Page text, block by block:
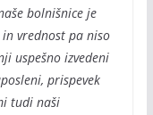
bolnišnice je
vrednost pa niso
uspešno izvedeni
prispevek
tudi naši